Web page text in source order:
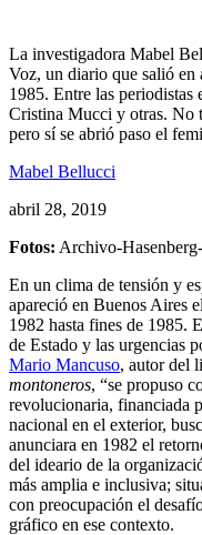
La investigadora Mabel
Voz, un diario que salió en
1985. Entre las
Cristina Mucci y otras. No
pero sí se abrió paso el
Mabel Bellucci
abril 28, 2019
Fotos: Archivo-
En un clima de tensión y
apareció en Buenos Aires
1982 hasta fines de 1985.
de Estado y las urgencias
Mario Mancuso, autor del
montoneros, “se propuso
revolucionaria, financiada
nacional en el exterior,
anunciara en 1982 el
del ideario de la
más amplia e inclusiva;
con preocupación el
gráfico en ese contexto.